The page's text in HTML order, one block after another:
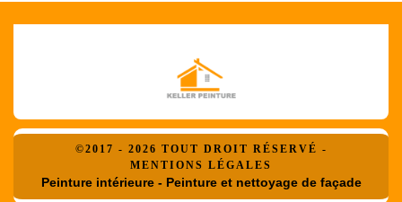
©2017 - 2026 TOUT DROIT RÉSERVÉ -
MENTIONS LÉGALES
Peinture intérieure - Peinture et nettoyage de façade